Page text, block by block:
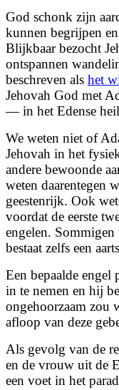
God schonk zijn
kunnen begrijpen
Blijkbaar bezocht
ontspannen
beschreven als het
Jehovah God met
— in het Edense
We weten niet of
Jehovah in het
andere bewoonde
weten daarentegen
geestenrijk. Ook
voordat de eerste
engelen.
bestaat zelfs een
Een bepaalde engel
in te nemen en hij
ongehoorzaam zou
afloop van deze
Als gevolg van de
en de vrouw uit de
een voet in het